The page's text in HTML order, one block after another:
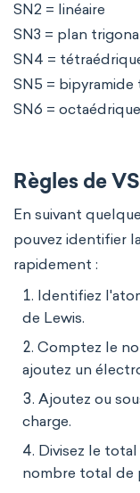
SN2 = linéaire
SN3 = plan
SN4 =
SN5 = bipyramide
SN6 = octaédrique
Règles de
En suivant
pouvez identifier
rapidement :
Identifiez
de Lewis.
Comptez le
ajoutez un
Ajoutez ou
charge.
Divisez le
nombre total de